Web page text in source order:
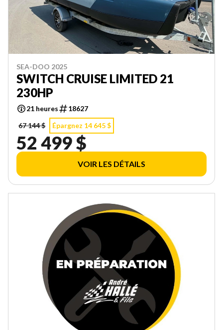
SEA-DOO 2025
SWITCH CRUISE LIMITED 21
230HP
21 heures
18627
67 144 $
Épargnez 14 645 $
52 499 $
VOIR LES DÉTAILS